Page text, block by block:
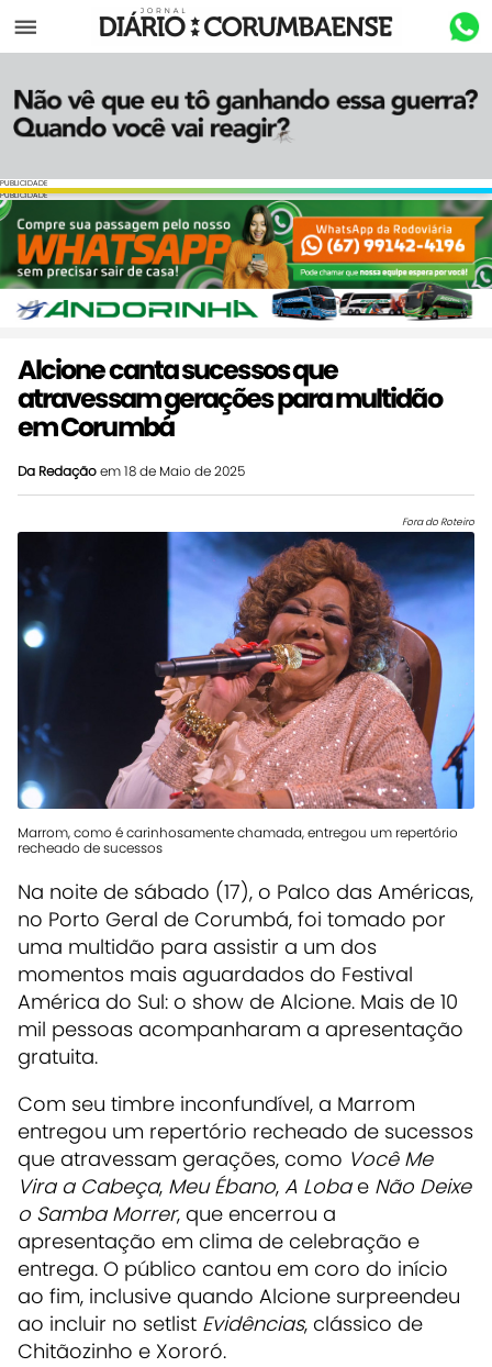
Menu
PUBLICIDADE
PUBLICIDADE
Alcione canta sucessos que
atravessam gerações para multidão
em Corumbá
Da Redaçãoem 18 de Maio de 2025
Fora do Roteiro
Marrom, como é carinhosamente chamada, entregou um repertório
recheado de sucessos
Na noite de sábado (17), o Palco das Américas,
no Porto Geral de Corumbá, foi tomado por
uma multidão para assistir a um dos
momentos mais aguardados do Festival
América do Sul: o show de Alcione. Mais de 10
mil pessoas acompanharam a apresentação
gratuita.
Com seu timbre inconfundível, a Marrom
entregou um repertório recheado de sucessos
que atravessam gerações, como Você Me
Vira a Cabeça, Meu Ébano, A Lobae Não Deixe
o Samba Morrer, que encerrou a
apresentação em clima de celebração e
entrega. O público cantou em coro do início
ao fim, inclusive quando Alcione surpreendeu
ao incluir no setlist Evidências, clássico de
Chitãozinho e Xororó.